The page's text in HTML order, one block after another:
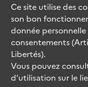
Ce site utilise des
son bon
donnée
consentements
Libertés).
Vous pouvez
d’utilisation sur le